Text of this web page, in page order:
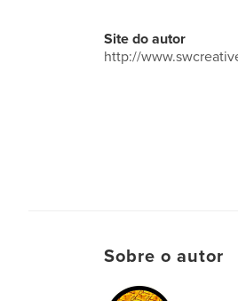
Site do autor
http://
Sobre o autor